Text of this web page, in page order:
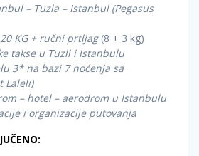
– Tuzla – Istanbul (Pegasus
KG + ručni prtljag(8 + 3 kg)
takse u Tuzli i Istanbulu
3* na bazi 7 noćenja sa
Laleli)
– hotel – aerodrom u Istanbulu
i organizacije putovanja